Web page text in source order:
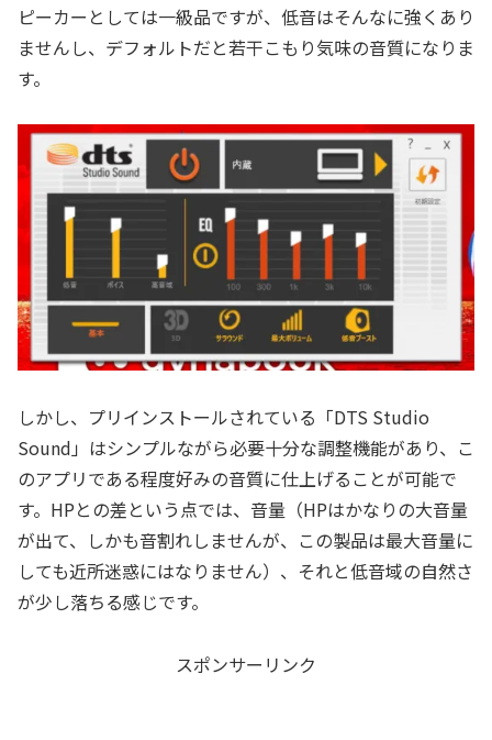
ピーカーとしては一級品ですが、低音はそんなに強くあり
ませんし、デフォルトだと若干こもり気味の音質になりま
す。
しかし、プリインストールされている「DTS Studio
Sound」はシンプルながら必要十分な調整機能があり、こ
のアプリである程度好みの音質に仕上げることが可能で
す。HPとの差という点では、音量（HPはかなりの大音量
が出て、しかも音割れしませんが、この製品は最大音量に
しても近所迷惑にはなりません）、それと低音域の自然さ
が少し落ちる感じです。
スポンサーリンク